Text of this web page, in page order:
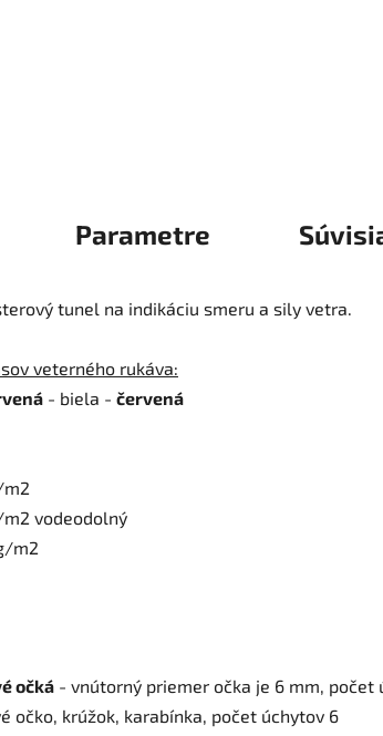
Parametre
tunel na indikáciu smeru a sily vetra.
veterného rukáva:
- biela - červená
vodeodolný
m2
očká - vnútorný priemer očka je 6 mm, počet
očko, krúžok, karabínka, počet úchytov 6